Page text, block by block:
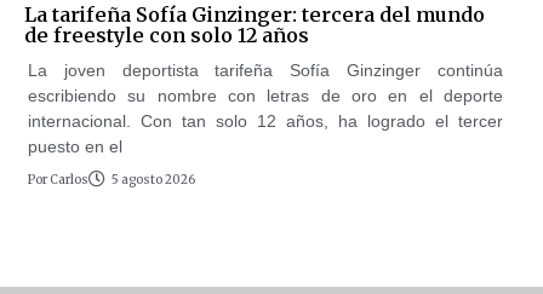
La tarifeña Sofía Ginzinger: tercera del mundo
de freestyle con solo 12 años
La joven deportista tarifeña Sofía Ginzinger continúa
escribiendo su nombre con letras de oro en el deporte
internacional. Con tan solo 12 años, ha logrado el tercer
puesto en el
Por Carlos 5 agosto 2026